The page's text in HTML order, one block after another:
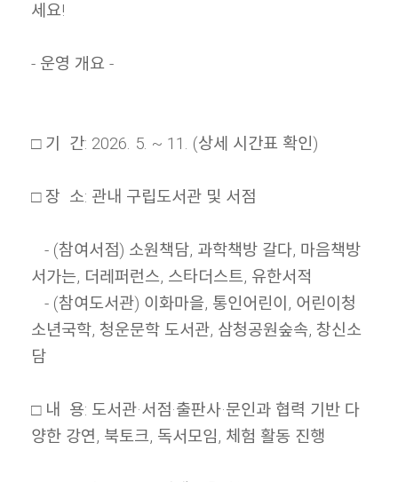
세요!
- 운영 개요 -
□ 기 간: 2026. 5. ~ 11. (상세 시간표 확인)
□ 장 소: 관내 구립도서관 및 서점
- (참여서점) 소원책담, 과학책방 갈다, 마음책방
서가는, 더레퍼런스, 스타더스트, 유한서적
- (참여도서관) 이화마을, 통인어린이, 어린이청
소년국학, 청운문학 도서관, 삼청공원숲속, 창신소
담
□ 내 용: 도서관·서점·출판사·문인과 협력 기반 다
양한 강연, 북토크, 독서모임, 체험 활동 진행